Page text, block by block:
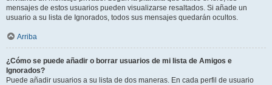
mensajes de estos usuarios pueden visualizarse resaltados. Si añade un
usuario a su lista de Ignorados, todos sus mensajes quedarán ocultos.
Arriba
¿Cómo se puede añadir o borrar usuarios de mi lista de Amigos e
Ignorados?
Puede añadir usuarios a su lista de dos maneras. En cada perfil de usuario